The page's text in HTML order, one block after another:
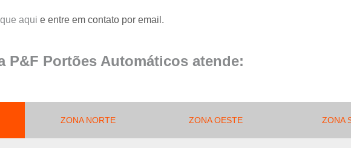
de aço de
Troca de placa
central do
roldanas e
portões
Empresa para
Empresa para
aqui e entre em contato por email.
P&F Portões Automáticos atende:
ZONA NORTE ZONA OESTE ZONA